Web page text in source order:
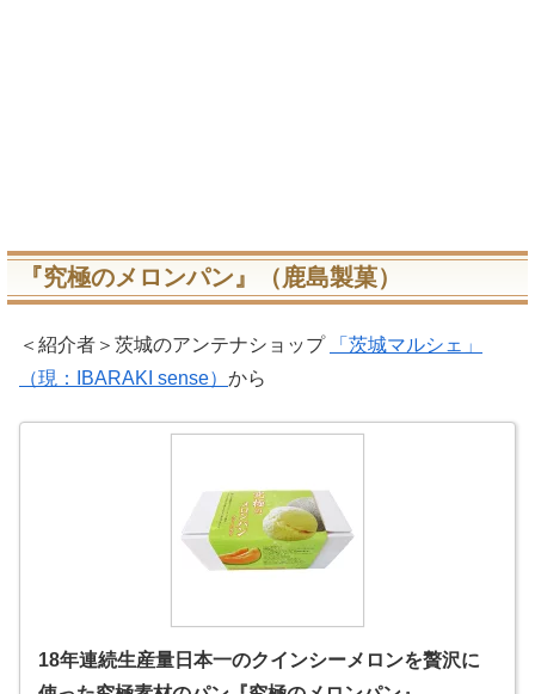
『究極のメロンパン』（鹿島製菓）
＜紹介者＞茨城のアンテナショップ
「茨城マルシェ」
（現：IBARAKI sense） から
18年連続生産量日本一のクインシーメロンを贅沢に